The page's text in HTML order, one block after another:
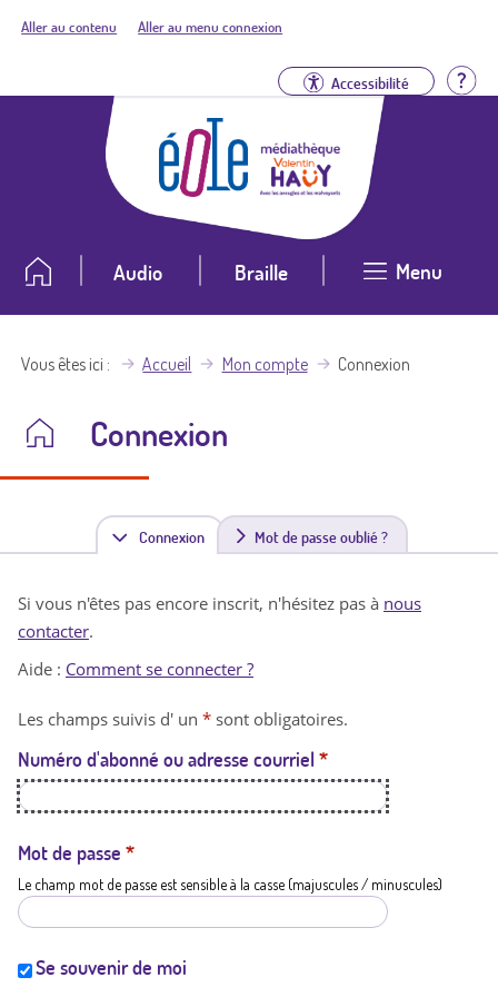
Aller au contenu Aller au menu connexion
Accessibilité
Audio Braille Menu
Vous êtes ici Accueil Mon compte Connexion
Connexion
Connexion(
n
t
a
t
i
Mot de passe oublié ?
Si vous n'êtes pas encore inscrit, n'hésitez pas à nous
contacter.
Aide : Comment se connecter ?
Les champs suivis d' un * sont obligatoires.
Numéro d'abonné ou adresse courriel *
Mot de passe *
Le champ mot de passe est sensible à la casse (majuscules / minuscules)
Se souvenir de moi